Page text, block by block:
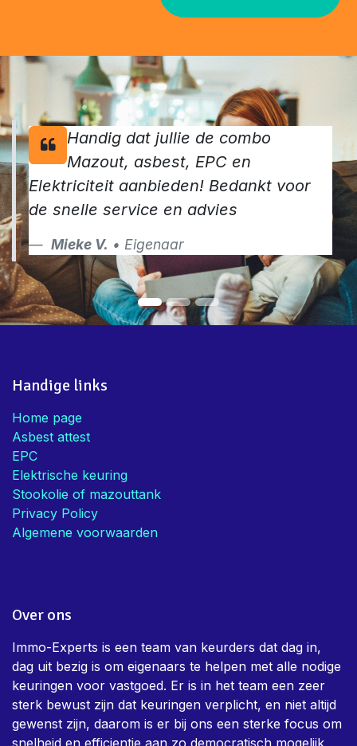
Handig dat jullie de combo
Mazout, asbest, EPC en
Elektriciteit aanbieden! Bedankt voor
de snelle service en advies
Mieke V. • Eigenaar
Handige links
Home page
Asbest attest
EPC
Elektrische keuring
Stookolie of mazouttank
Privacy Policy
Algemene voorwaarden
Over ons
Immo-Experts is een team van keurders dat dag in,
dag uit bezig is om eigenaars te helpen met alle nodige
keuringen voor vastgoed. Er is in het team een zeer
sterk bewust zijn dat keuringen verplicht, en niet altijd
gewenst zijn, daarom is er bij ons een sterke focus om